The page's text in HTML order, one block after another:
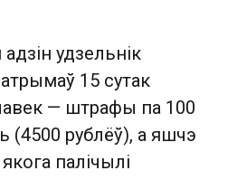
удзельнік
15 сутак
— штрафы па 100
(4500 рублёў), а яшчэ
палічылі